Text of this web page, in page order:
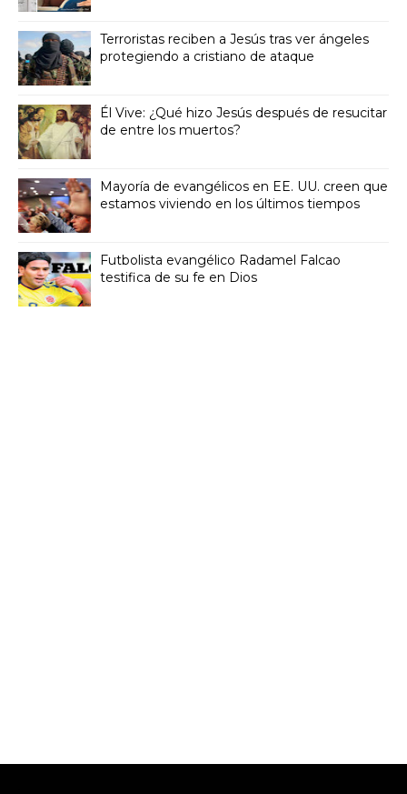
Terroristas reciben a Jesús tras ver ángeles
protegiendo a cristiano de ataque
Él Vive: ¿Qué hizo Jesús después de resucitar
de entre los muertos?
Mayoría de evangélicos en EE. UU. creen que
estamos viviendo en los últimos tiempos
Futbolista evangélico Radamel Falcao
testifica de su fe en Dios